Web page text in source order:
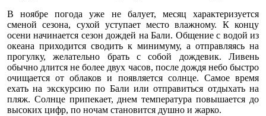
В ноябре погода уже не балует, месяц характеризуется
сменой сезона, сухой уступает место влажному. К концу
осени начинается сезон дождей на Бали. Общение с водой из
океана приходится сводить к минимуму, а отправляясь на
прогулку, желательно брать с собой дождевик. Ливень
обычно длится не более двух часов, после дождя небо быстро
очищается от облаков и появляется солнце. Самое время
ехать на экскурсию по Бали или отправиться отдыхать на
пляж. Солнце припекает, днем температура повышается до
высоких цифр, по ночам становится душно и жарко.